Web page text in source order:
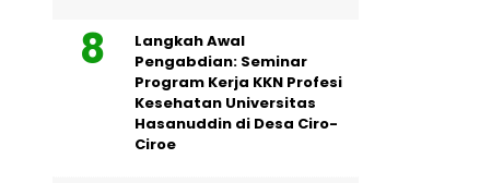
Langkah Awal
Pengabdian: Seminar
Program Kerja KKN Profesi
Kesehatan Universitas
Hasanuddin di Desa Ciro-
Ciroe